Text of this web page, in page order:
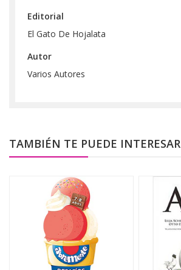
Editorial
El Gato De Hojalata
Autor
Varios Autores
TAMBIÉN TE PUEDE INTERESAR